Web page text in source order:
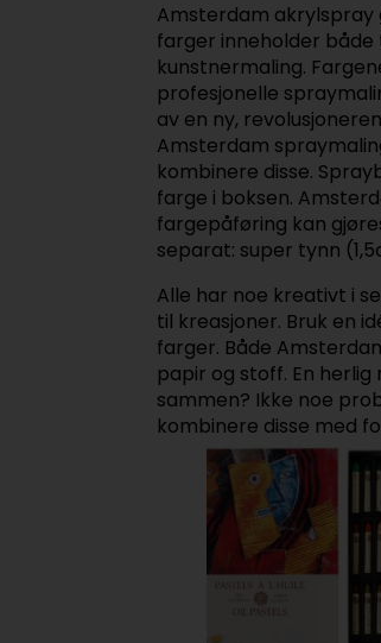
Amsterdam akrylspray
farger inneholder
kunstnermaling.
profesjonelle
av en ny,
Amsterdam
kombinere disse.
farge i boksen.
fargepåføring kan
separat: super tynn
Alle har noe kreativt i
til kreasjoner. Bruk en
farger. Både
papir og stoff. En
sammen? Ikke noe
kombinere disse med